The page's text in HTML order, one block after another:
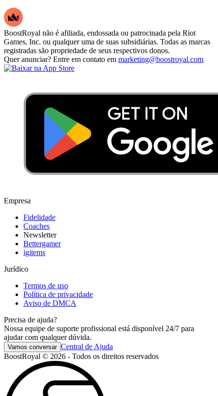
BoostRoyal não é afiliada, endossada ou patrocinada pela Riot
Games, Inc. ou qualquer uma de suas subsidiárias. Todas as marcas
registradas são propriedade de seus respectivos donos.
Quer anunciar? Entre em contato em marketing@boostroyal.com
Empresa
Fidelidade
Coaches
Newsletter
Bettergamer
igitems
Jurídico
Termos de uso
Política de privacidade
Aviso de DMCA
Precisa de ajuda?
Nossa equipe de suporte profissional está disponível 24/7 para
ajudar com qualquer dúvida.
Vamos conversar Central de Ajuda
BoostRoyal © 2026 - Todos os direitos reservados